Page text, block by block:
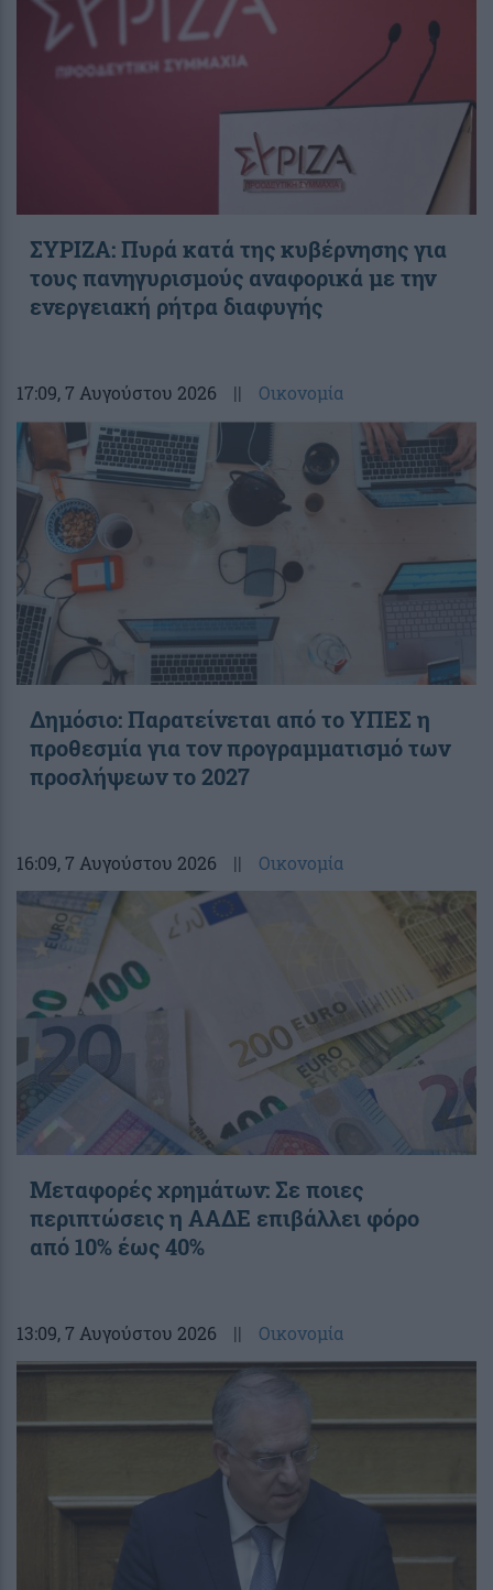
ΣΥΡΙΖΑ: Πυρά κατά της κυβέρνησης για
τους πανηγυρισμούς αναφορικά με την
ενεργειακή ρήτρα διαφυγής
17:09, 7 Αυγούστου 2026 || Οικονομία
Δημόσιο: Παρατείνεται από το ΥΠΕΣ η
προθεσμία για τον προγραμματισμό των
προσλήψεων το 2027
16:09, 7 Αυγούστου 2026 || Οικονομία
Μεταφορές χρημάτων: Σε ποιες
περιπτώσεις η ΑΑΔΕ επιβάλλει φόρο
από 10% έως 40%
13:09, 7 Αυγούστου 2026 || Οικονομία